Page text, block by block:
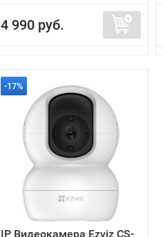
4 990 руб.
-17%
IP Видеокамера Ezviz CS-